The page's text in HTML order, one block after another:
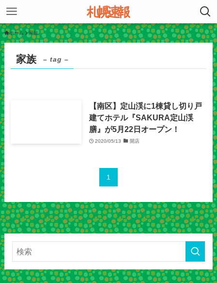
ホーム 家族
家族 – tag –
【南区】定山渓に1棟貸し切り戸
建てホテル『SAKURA定山渓
膳』が5月22日オープン！
2020/05/13 開店
1